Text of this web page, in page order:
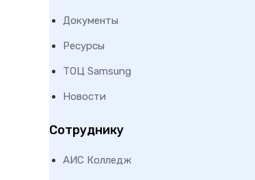
Документы
Ресурсы
ТОЦ Samsung
Новости
Сотруднику
АИС Колледж